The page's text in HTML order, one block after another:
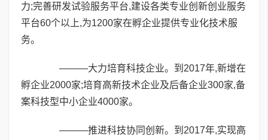
力;完善研发试验服务平台,建设各类专业创新创业服务
平台60个以上,为1200家在孵企业提供专业化技术服
务。
———大力培育科技企业。到2017年,新增在
孵企业2000家;培育高新技术企业及后备企业300家,备
案科技型中小企业4000家。
———推进科技协同创新。到2017年,实现高